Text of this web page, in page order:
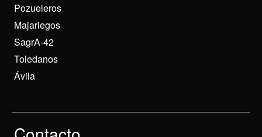
Pozueleros
Majariegos
SagrA-42
Toledanos
Ávila